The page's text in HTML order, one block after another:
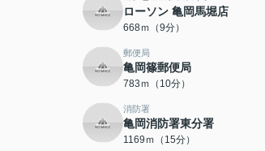
ローソン 亀岡馬堀店
668ｍ（9分）
郵便局
亀岡篠郵便局
783ｍ（10分）
消防署
亀岡消防署東分署
1169ｍ（15分）